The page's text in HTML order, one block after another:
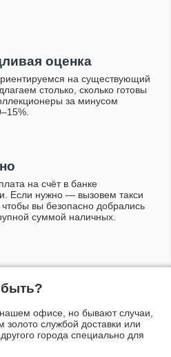
оценка
на существующий
столько, сколько готовы
за минусом
на счёт в банке
Если нужно — вызовем такси
чтобы вы безопасно добрались
суммой наличных.
офисе, но бывают случаи,
золото службой доставки или
города специально для